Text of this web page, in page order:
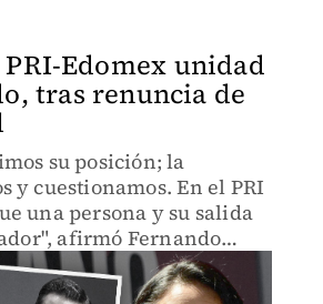
Edomex unidad
tras renuncia de
su posición; la
y cuestionamos. En el PRI
una persona y su salida
afirmó Fernando
juvenil del priismo